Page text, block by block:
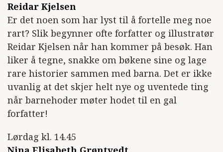
Reidar Kjelsen
Er det noen som har lyst til å fortelle meg noe
rart? Slik begynner ofte forfatter og illustratør
Reidar Kjelsen når han kommer på besøk. Han
liker å tegne, snakke om bøkene sine og lage
rare historier sammen med barna. Det er ikke
uvanlig at det skjer helt nye og uventede ting
når barnehoder møter hodet til en gal
forfatter!
Lørdag kl. 14.45